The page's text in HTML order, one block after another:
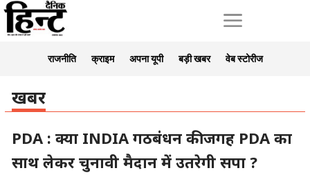
a
राजनीति क्राइम अपना यूपी बड़ी खबर वेब स्टोरीज
खबर
PDA : क्या INDIA गठबंधन की जगह PDA का
साथ लेकर चुनावी मैदान में उतरेगी सपा ?